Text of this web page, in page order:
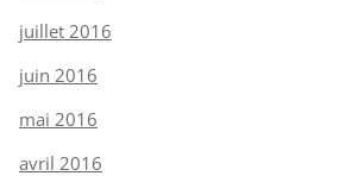
juillet 2016
juin 2016
mai 2016
avril 2016